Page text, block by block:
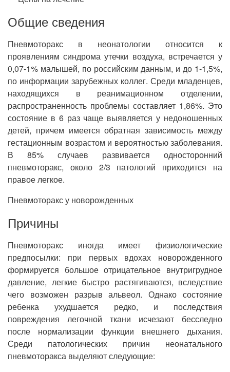
Общие сведения
Пневмоторакс в неонатологии относится к
проявлениям синдрома утечки воздуха, встречается у
0,07-1% малышей, по российским данным, и до 1-1,5%,
по информации зарубежных коллег. Среди младенцев,
находящихся в реанимационном отделении,
распространенность проблемы составляет 1,86%. Это
состояние в 6 раз чаще выявляется у недоношенных
детей, причем имеется обратная зависимость между
гестационным возрастом и вероятностью заболевания.
В 85% случаев развивается односторонний
пневмоторакс, около 2/3 патологий приходится на
правое легкое.
Пневмоторакс у новорожденных
Причины
Пневмоторакс иногда имеет физиологические
предпосылки: при первых вдохах новорожденного
формируется большое отрицательное внутригрудное
давление, легкие быстро растягиваются, вследствие
чего возможен разрыв альвеол. Однако состояние
ребенка ухудшается редко, и последствия
повреждения легочной ткани исчезают бесследно
после нормализации функции внешнего дыхания.
Среди патологических причин неонатального
пневмоторакса выделяют следующие: